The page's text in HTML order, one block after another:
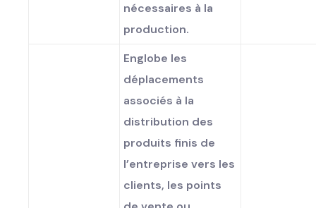
nécessaires à la
production.
Englobe les
déplacements
associés à la
distribution des
produits finis de
l’entreprise vers les
clients, les points